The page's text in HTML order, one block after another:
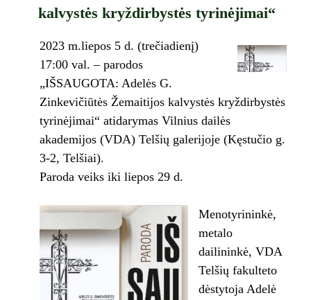
kalvystės kryždirbystės tyrinėjimai“
2023 m.liepos 5 d. (trečiadienį)
17:00 val. – parodos
„IŠSAUGOTA: Adelės G.
Zinkevičiūtės Žemaitijos kalvystės kryždirbystės
tyrinėjimai“ atidarymas Vilnius dailės
akademijos (VDA) Telšių galerijoje (Kęstučio g.
3-2, Telšiai).
Paroda veiks iki liepos 29 d.
Menotyrininkė,
metalo
dailininkė, VDA
Telšių fakulteto
dėstytoja Adelė